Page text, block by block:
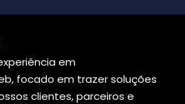
em
focado em trazer soluções
clientes, parceiros e